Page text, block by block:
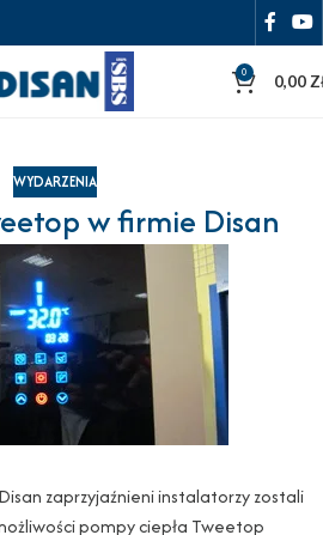
0 0,00
WYDARZENIA
w firmie Disan
zaprzyjaźnieni instalatorzy zostali
pompy ciepła Tweetop